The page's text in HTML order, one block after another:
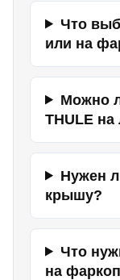
Что
или на
Можно
THULE
Нужен
крышу?
Что
на